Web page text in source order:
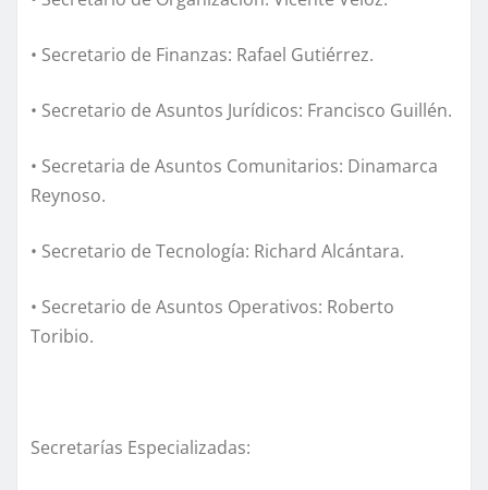
• Secretario de Finanzas: Rafael Gutiérrez.
• Secretario de Asuntos Jurídicos: Francisco Guillén.
• Secretaria de Asuntos Comunitarios: Dinamarca
Reynoso.
• Secretario de Tecnología: Richard Alcántara.
• Secretario de Asuntos Operativos: Roberto
Toribio.
Secretarías Especializadas: